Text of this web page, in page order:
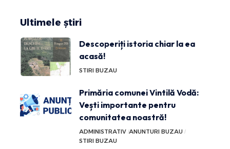
Ultimele știri
Descoperiți istoria chiar la ea
acasă!
STIRI BUZAU
Primăria comunei Vintilă Vodă:
Vești importante pentru
comunitatea noastră!
ADMINISTRATIV ANUNTURI BUZAU
STIRI BUZAU